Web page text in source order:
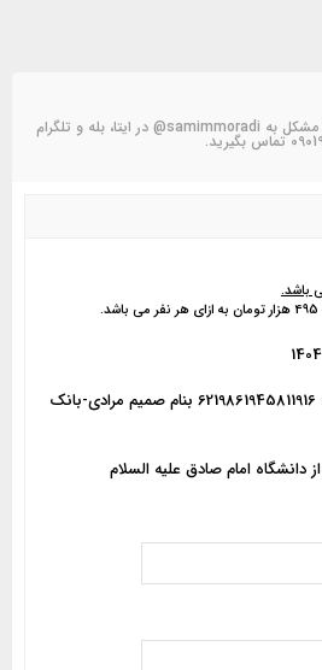
درصورت داشتن سوال و یا بروز مشکل به samimmoradi@ در ایتا، بله و تلگرام
شماره کارت جهت واریز وجه: 6219861945811916 بنام صمیم مرادی-بانک
دانشگاه امام صادق علیه السلام